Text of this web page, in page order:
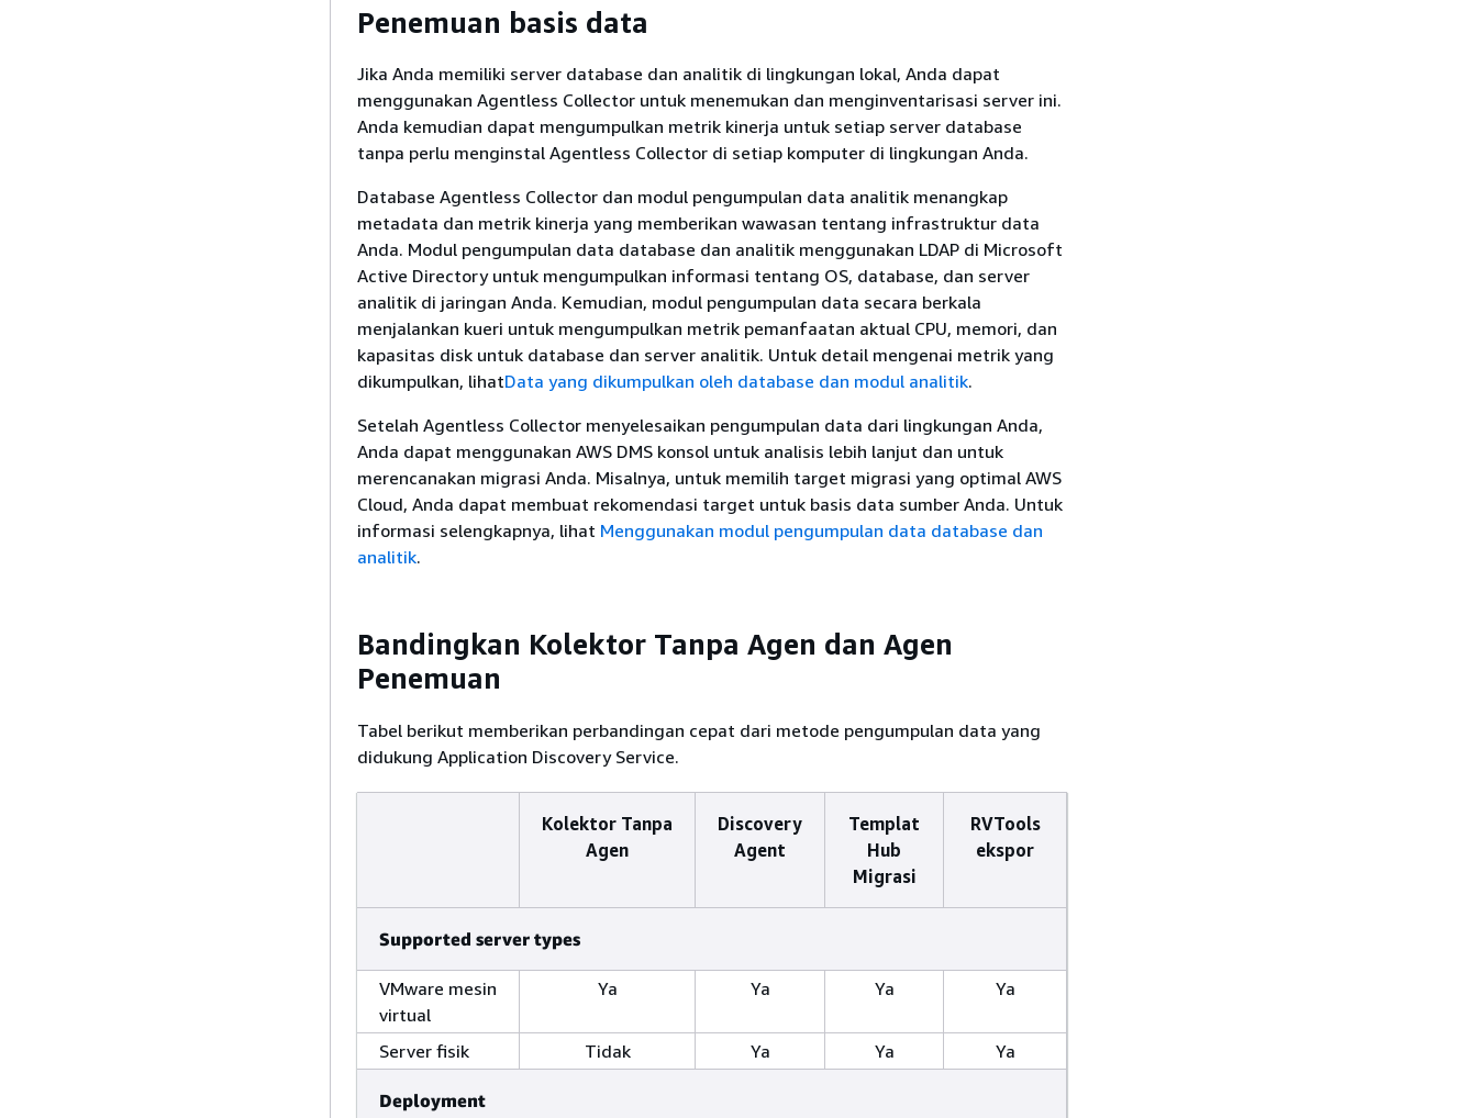
Penemuan basis data
Jika Anda memiliki server database dan analitik di lingkungan lokal, Anda dapat
menggunakan Agentless Collector untuk menemukan dan menginventarisasi server ini.
Anda kemudian dapat mengumpulkan metrik kinerja untuk setiap server database
tanpa perlu menginstal Agentless Collector di setiap komputer di lingkungan Anda.
Database Agentless Collector dan modul pengumpulan data analitik menangkap
metadata dan metrik kinerja yang memberikan wawasan tentang infrastruktur data
Anda. Modul pengumpulan data database dan analitik menggunakan LDAP di Microsoft
Active Directory untuk mengumpulkan informasi tentang OS, database, dan server
analitik di jaringan Anda. Kemudian, modul pengumpulan data secara berkala
menjalankan kueri untuk mengumpulkan metrik pemanfaatan aktual CPU, memori, dan
kapasitas disk untuk database dan server analitik. Untuk detail mengenai metrik yang
dikumpulkan, lihatData yang dikumpulkan oleh database dan modul analitik.
Setelah Agentless Collector menyelesaikan pengumpulan data dari lingkungan Anda,
Anda dapat menggunakan AWS DMS konsol untuk analisis lebih lanjut dan untuk
merencanakan migrasi Anda. Misalnya, untuk memilih target migrasi yang optimal AWS
Cloud, Anda dapat membuat rekomendasi target untuk basis data sumber Anda. Untuk
informasi selengkapnya, lihat Menggunakan modul pengumpulan data database dan
analitik.
Bandingkan Kolektor Tanpa Agen dan Agen
Penemuan
Tabel berikut memberikan perbandingan cepat dari metode pengumpulan data yang
didukung Application Discovery Service.
Kolektor Tanpa
Agen
Discovery
Agent
Templat
Hub
Migrasi
RVTools
ekspor
Supported server types
VMware mesin
virtual
Ya Ya Ya Ya
Server fisik Tidak Ya Ya Ya
Deployment